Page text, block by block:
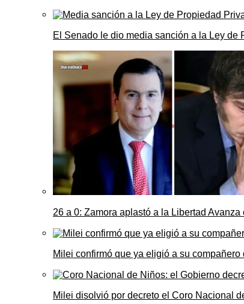
El Senado le dio media sanción a la Ley
26 a 0: Zamora aplastó a la Libertad
Milei confirmó que ya eligió a su compañero
Milei disolvió por decreto el Coro Nacional